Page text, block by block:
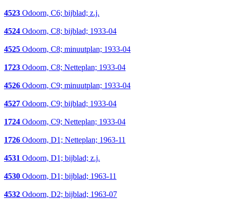
4523 Odoorn, C6; bijblad; z.j.
4524 Odoorn, C8; bijblad; 1933-04
4525 Odoorn, C8; minuutplan; 1933-04
1723 Odoorn, C8; Netteplan; 1933-04
4526 Odoorn, C9; minuutplan; 1933-04
4527 Odoorn, C9; bijblad; 1933-04
1724 Odoorn, C9; Netteplan; 1933-04
1726 Odoorn, D1; Netteplan; 1963-11
4531 Odoorn, D1; bijblad; z.j.
4530 Odoorn, D1; bijblad; 1963-11
4532 Odoorn, D2; bijblad; 1963-07